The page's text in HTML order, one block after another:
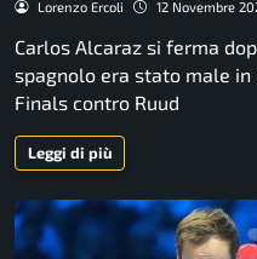
Lorenzo Ercoli 12 Novembre
Carlos Alcaraz si ferma
spagnolo era stato male in
Finals contro Ruud
Leggi di più